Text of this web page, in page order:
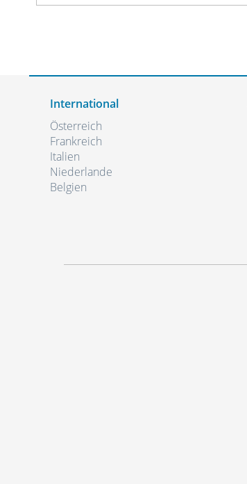
International
Österreich
Frankreich
Italien
Niederlande
Belgien